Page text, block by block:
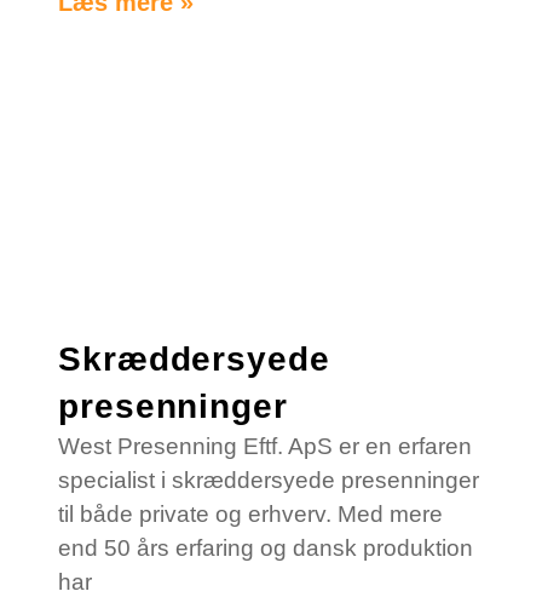
Skræddersyede
presenninger
West Presenning Eftf. ApS er en erfaren
specialist i skræddersyede presenninger
til både private og erhverv. Med mere
end 50 års erfaring og dansk produktion
har